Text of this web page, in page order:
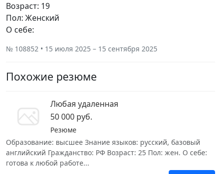
Возраст: 19
Пол: Женский
О себе:
№ 108852 • 15 июля 2025 – 15 сентября 2025
Похожие резюме
Любая удаленная
50 000 руб.
Резюме
Образование: высшее Знание языков: русский, базовый
английский Гражданство: РФ Возраст: 25 Пол: жен. О себе:
готова к любой работе...